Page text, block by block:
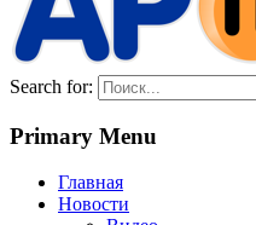
Search for:
Primary Menu
Главная
Новости